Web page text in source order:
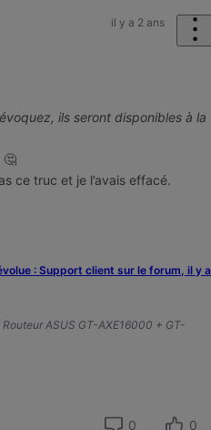
il y a 2 ans
ils seront disponibles à la
🤔
ce truc et je l’avais effacé.
: Support client sur le forum, il y a
ASUS GT-AXE16000 + GT-
0 0